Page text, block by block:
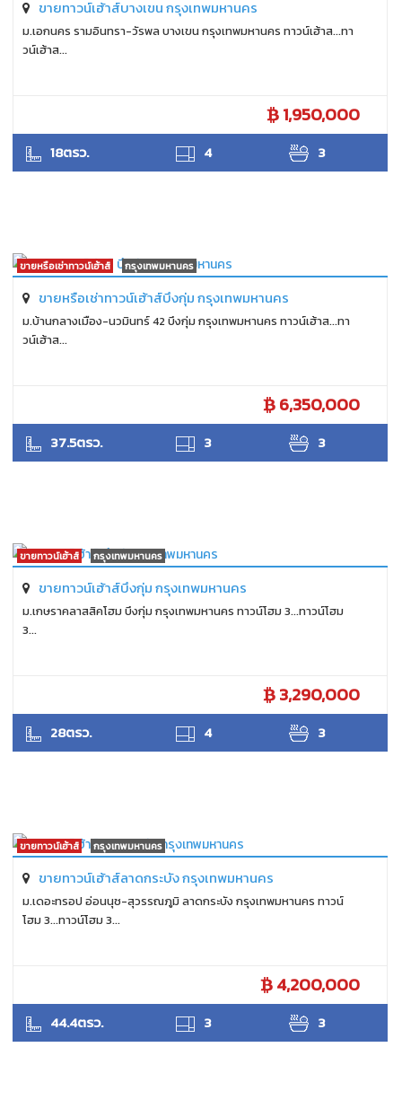
ขายทาวน์เฮ้าส์บางเขน กรุงเทพมหานคร
ม.เอกนคร รามอินทรา-วัรพล บางเขน กรุงเทพมหานคร ทาวน์เฮ้าส...ทา
วน์เฮ้าส...
1,950,000
18ตรว. 4 3
SUKHON
ขายหรือเช่าทาวน์เฮ้าส์ กรุงเทพมหานคร
ขายหรือเช่าทาวน์เฮ้าส์บึงกุ่ม กรุงเทพมหานคร
ม.บ้านกลางเมือง-นวมินทร์ 42 บึงกุ่ม กรุงเทพมหานคร ทาวน์เฮ้าส...ทา
วน์เฮ้าส...
6,350,000
37.5ตรว. 3 3
SUKHON
ขายทาวน์เฮ้าส์ กรุงเทพมหานคร
ขายทาวน์เฮ้าส์บึงกุ่ม กรุงเทพมหานคร
ม.เกษราคลาสสิคโฮม บึงกุ่ม กรุงเทพมหานคร ทาวน์โฮม 3...ทาวน์โฮม
3...
3,290,000
28ตรว. 4 3
SUKHON
ขายทาวน์เฮ้าส์ กรุงเทพมหานคร
ขายทาวน์เฮ้าส์ลาดกระบัง กรุงเทพมหานคร
ม.เดอะทรอป อ่อนนุช-สุวรรณภูมิ ลาดกระบัง กรุงเทพมหานคร ทาวน์
โฮม 3...ทาวน์โฮม 3...
4,200,000
44.4ตรว. 3 3
SUKHON